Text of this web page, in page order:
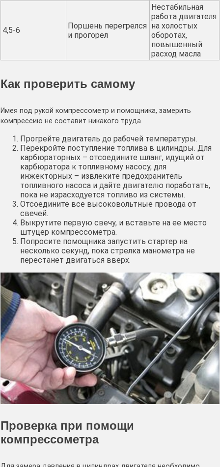
4,5-6
Поршень перегрелся
и прогорел
Нестабильная
работа двигателя
на холостых
оборотах,
повышенный
расход масла
Как проверить самому
Имея под рукой компрессометр и помощника, замерить
компрессию не составит никакого труда.
Прогрейте двигатель до рабочей температуры.
Перекройте поступление топлива в цилиндры. Для
карбюраторных – отсоедините шланг, идущий от
карбюратора к топливному насосу, для
инжекторных – извлеките предохранитель
топливного насоса и дайте двигателю поработать,
пока не израсходуется топливо из системы.
Отсоедините все высоковольтные провода от
свечей.
Выкрутите первую свечу, и вставьте на ее место
штуцер компрессометра.
Попросите помощника запустить стартер на
несколько секунд, пока стрелка манометра не
перестанет двигаться вверх.
Проверка при помощи
компрессометра